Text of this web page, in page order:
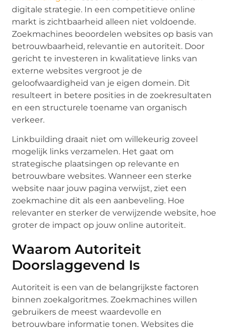
digitale strategie. In een competitieve online
markt is zichtbaarheid alleen niet voldoende.
Zoekmachines beoordelen websites op basis van
betrouwbaarheid, relevantie en autoriteit. Door
gericht te investeren in kwalitatieve links van
externe websites vergroot je de
geloofwaardigheid van je eigen domein. Dit
resulteert in betere posities in de zoekresultaten
en een structurele toename van organisch
verkeer.
Linkbuilding draait niet om willekeurig zoveel
mogelijk links verzamelen. Het gaat om
strategische plaatsingen op relevante en
betrouwbare websites. Wanneer een sterke
website naar jouw pagina verwijst, ziet een
zoekmachine dit als een aanbeveling. Hoe
relevanter en sterker de verwijzende website, hoe
groter de impact op jouw online autoriteit.
Waarom Autoriteit
Doorslaggevend Is
Autoriteit is een van de belangrijkste factoren
binnen zoekalgoritmes. Zoekmachines willen
gebruikers de meest waardevolle en
betrouwbare informatie tonen. Websites die